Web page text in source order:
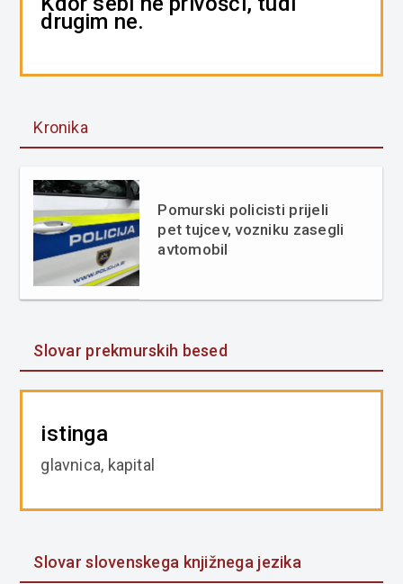
drugim ne.
Kronika
Pomurski policisti prijeli
pet tujcev, vozniku zasegli
avtomobil
Slovar prekmurskih besed
istinga
glavnica, kapital
Slovar slovenskega knjižnega jezika